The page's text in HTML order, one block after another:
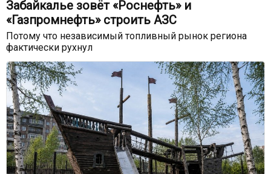
Забайкалье зовёт «Роснефть» и
«Газпромнефть» строить АЗС
Потому что независимый топливный рынок региона
фактически рухнул